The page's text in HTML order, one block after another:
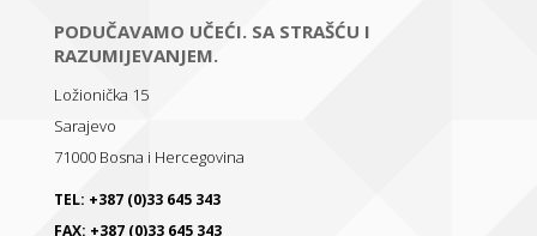
PODUČAVAMO UČEĆI. SA STRAŠĆU I
RAZUMIJEVANJEM.
Ložionička 15
Sarajevo
71000 Bosna i Hercegovina
TEL: +387 (0)33 645 343
FAX: +387 (0)33 645 343